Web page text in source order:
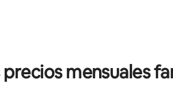
mensuales